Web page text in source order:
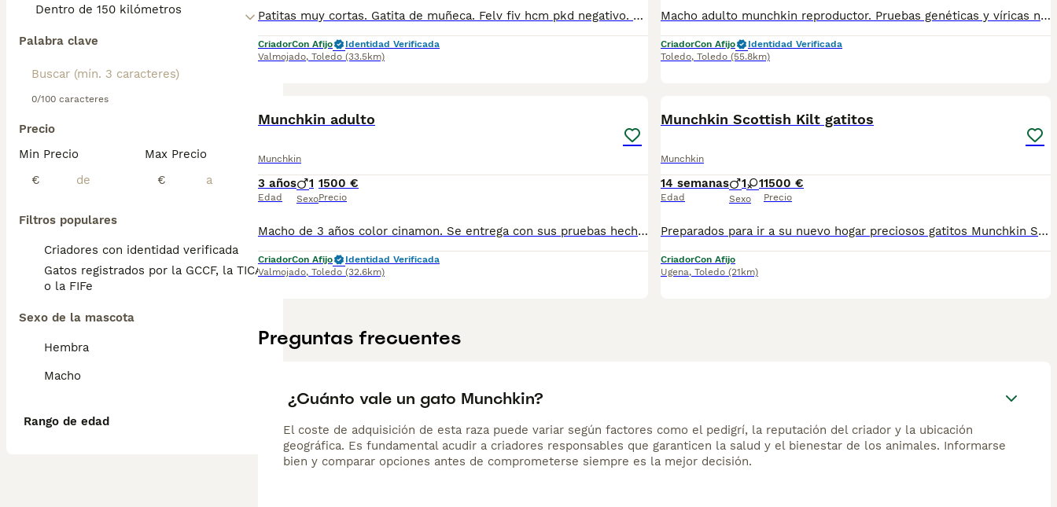
Palabra clave
0/100 caracteres
Precio
Min Precio
€
Max Precio
€
Filtros populares
Criadores con identidad verificada
Gatos registrados por la GCCF, la TICA
o la FIFe
Sexo de la mascota
Hembra
Macho
Rango de edad
Patitas muy cortas. Gatita de muñeca. Felv fiv hcm pkd negativo. Padres con pedigree. Criado en ambiente familiar. Lista para reservar. Abstenerse regateadores.
CriadorCon Afijo
Identidad Verificada
Valmojado, Toledo (33.5km)
Macho adulto munchkin reproductor. Pruebas genéticas y víricas negativas. Muy cariñoso. Exclusivo para quien quiera llevar a cabo un proyecto de cría responsable de esta raza.
CriadorCon Afijo
Identidad Verificada
Toledo, Toledo (55.8km)
Munchkin adulto
Munchkin
3 años
Edad
1
Sexo
1500 €
Precio
Macho de 3 años color cinamon. Se entrega con sus pruebas hechas. Felv fiv hcm y pkd negativo. Vacunas desparasitaciones al día. Micro chip y pasaporte. Pedigree.
CriadorCon Afijo
Identidad Verificada
Valmojado, Toledo (32.6km)
Munchkin Scottish Kilt gatitos
Munchkin
14 semanas
Edad
1 1
Sexo
1500 €
Precio
Preparados para ir a su nuevo hogar preciosos gatitos Munchkin Scottish Kilt.Pequeńajos son muy sociables y cariñosos.Se entregan a partir de 3,5 meses desparasitados,vacunados,con microchip,cartilla sanitaria y contracto.Precio desde1500 euros.Sigueme en Instagram:gatos_de_lucia.Mas información 722275311 WhatsApp.Un saludo
CriadorCon Afijo
Ugena, Toledo (21km)
Preguntas frecuentes
¿Cuánto vale un gato Munchkin?
El coste de adquisición de esta raza puede variar según factores como el pedigrí, la reputación del criador y la ubicación
geográfica. Es fundamental acudir a criadores responsables que garanticen la salud y el bienestar de los animales. Informarse
bien y comparar opciones antes de comprometerse siempre es la mejor decisión.